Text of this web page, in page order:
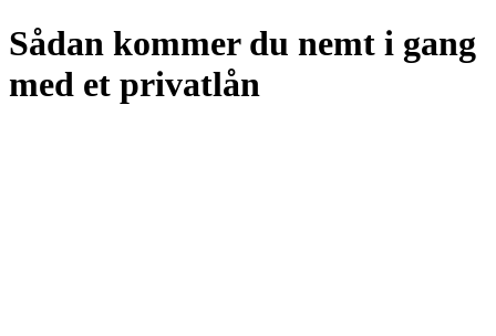
Sådan kommer du nemt i gang
med et privatlån